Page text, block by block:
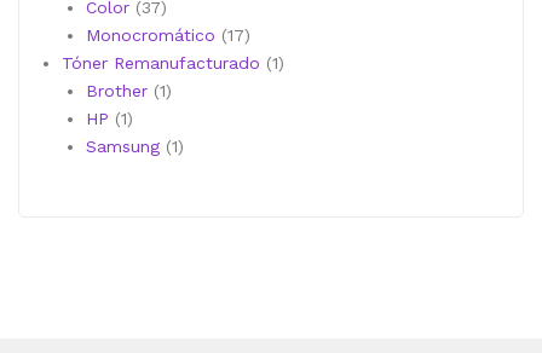
Color 3737
productos
Monocromático 1717
productos
Tóner Remanufacturado 11
Brother 11
HP 11
producto
Samsung 11